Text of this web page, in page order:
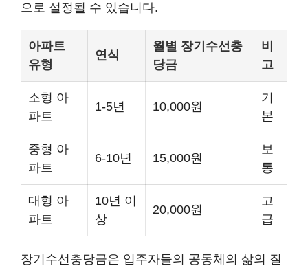
으로 설정될 수 있습니다.
아파트
유형
연식
월별 장기수선충
당금
비
고
소형 아
파트
1-5년 10,000원
기
본
중형 아
파트
6-10년 15,000원
보
통
대형 아
파트
10년 이
상
20,000원
고
급
장기수선충당금은 입주자들의 공동체의 삶의 질